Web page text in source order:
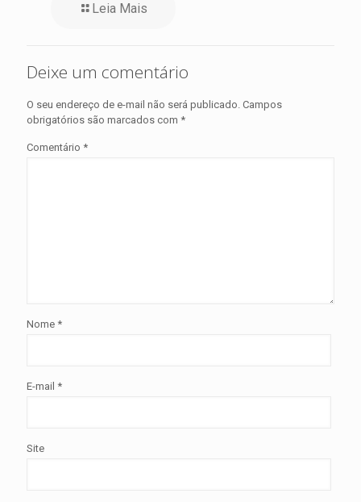
Leia Mais
Deixe um comentário
O seu endereço de e-mail não será publicado. Campos
obrigatórios são marcados com *
Comentário *
Nome *
E-mail *
Site